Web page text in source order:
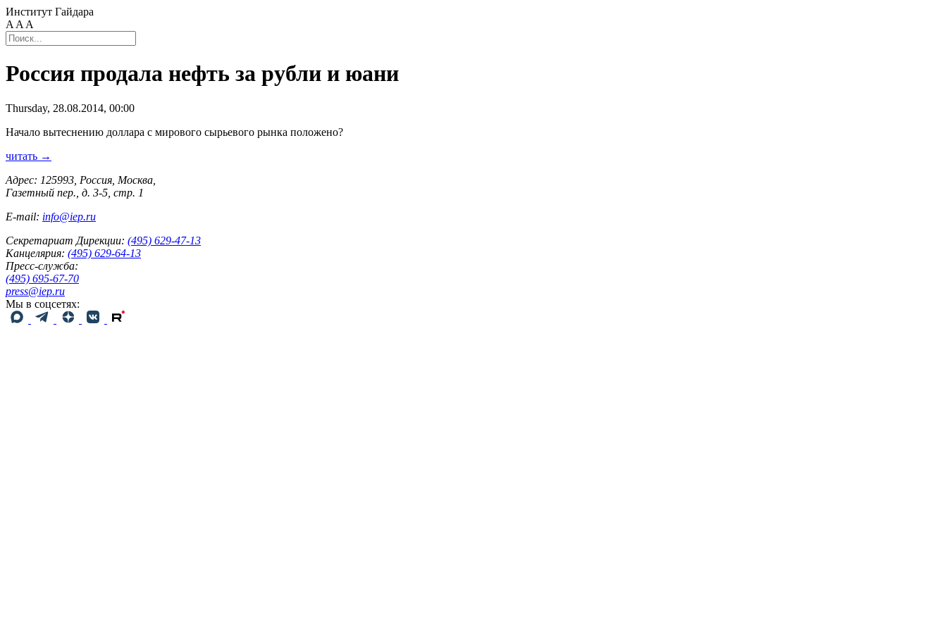
Институт Гайдара
A A A
Россия продала нефть за рубли и юани
Thursday, 28.08.2014, 00:00
Начало вытеснению доллара с мирового сырьевого рынка положено?
читать →
Адрес: 125993, Россия, Москва,
Газетный пер., д. 3-5, стр. 1
E-mail: info@iep.ru
Секретариат Дирекции: (495) 629-47-13
Канцелярия: (495) 629-64-13
Пресс-служба:
(495) 695-67-70
press@iep.ru
Мы в соцсетях: